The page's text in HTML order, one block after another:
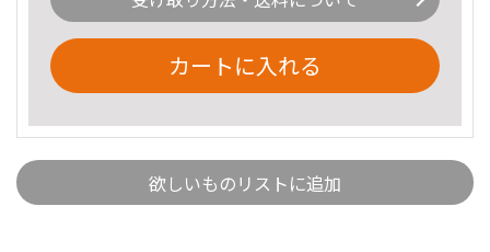
カートに入れる
欲しいものリストに追加